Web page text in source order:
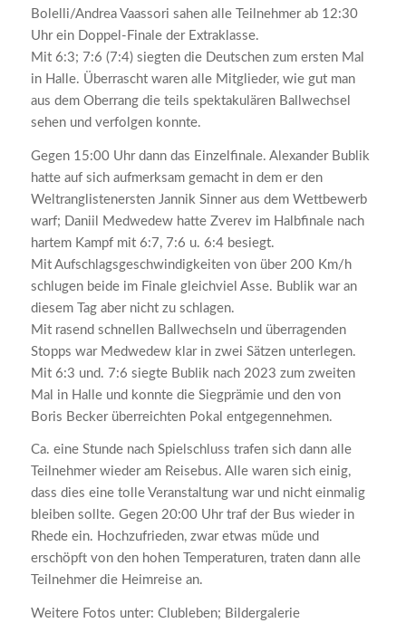
Bolelli/Andrea Vaassori sahen alle Teilnehmer ab 12:30
Uhr ein Doppel-Finale der Extraklasse.
Mit 6:3; 7:6 (7:4) siegten die Deutschen zum ersten Mal
in Halle. Überrascht waren alle Mitglieder, wie gut man
aus dem Oberrang die teils spektakulären Ballwechsel
sehen und verfolgen konnte.
Gegen 15:00 Uhr dann das Einzelfinale. Alexander Bublik
hatte auf sich aufmerksam gemacht in dem er den
Weltranglistenersten Jannik Sinner aus dem Wettbewerb
warf; Daniil Medwedewhatte Zverev im Halbfinale nach
hartem Kampf mit 6:7, 7:6 u. 6:4 besiegt.
Mit Aufschlagsgeschwindigkeiten von über 200 Km/h
schlugen beide im Finale gleichviel Asse. Bublik war an
diesem Tag aber nicht zu schlagen.
Mit rasend schnellen Ballwechseln und überragenden
Stopps war Medwedew klar in zwei Sätzen unterlegen.
Mit 6:3 und. 7:6 siegte Bublik nach 2023 zum zweiten
Mal in Halle und konnte die Siegprämie und den von
Boris Becker überreichten Pokal entgegennehmen.
Ca. eine Stunde nach Spielschluss trafen sich dann alle
Teilnehmer wieder am Reisebus. Alle waren sich einig,
dass dies eine tolle Veranstaltung war und nicht einmalig
bleiben sollte. Gegen 20:00 Uhr traf der Bus wieder in
Rhede ein. Hochzufrieden, zwar etwas müde und
erschöpft von den hohen Temperaturen, traten dann alle
Teilnehmer die Heimreise an.
Weitere Fotos unter: Clubleben; Bildergalerie